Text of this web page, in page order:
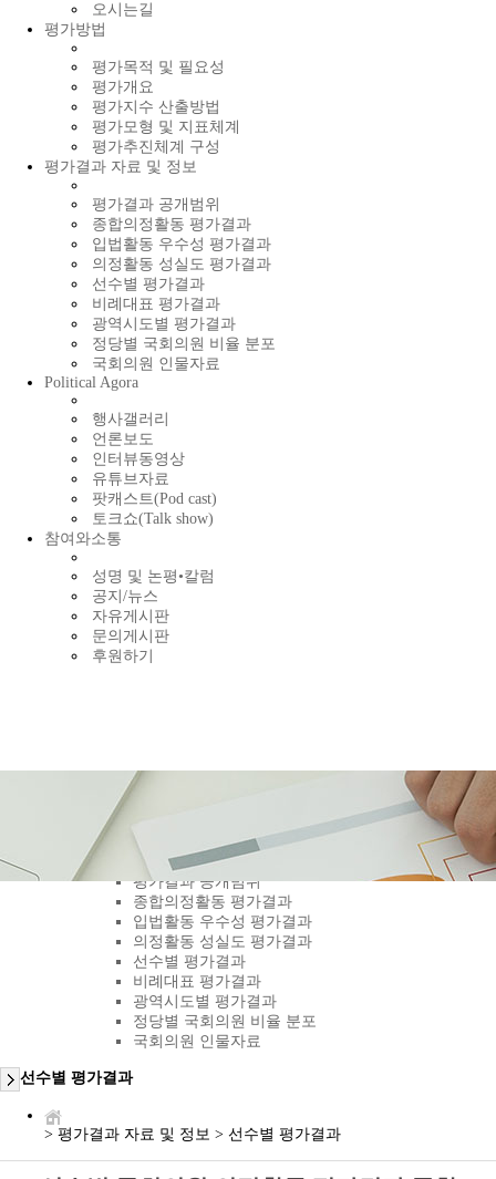
오시는길
평가방법
평가목적 및 필요성
평가개요
평가지수 산출방법
평가모형 및 지표체계
평가추진체계 구성
평가결과 자료 및 정보
평가결과 공개범위
종합의정활동 평가결과
입법활동 우수성 평가결과
의정활동 성실도 평가결과
선수별 평가결과
비례대표 평가결과
광역시도별 평가결과
정당별 국회의원 비율 분포
국회의원 인물자료
Political Agora
행사갤러리
언론보도
인터뷰동영상
유튜브자료
팟캐스트(Pod cast)
토크쇼(Talk show)
참여와소통
성명 및 논평•칼럼
공지/뉴스
자유게시판
문의게시판
후원하기
평가결과 자료 및 정보
평가결과 공개범위
종합의정활동 평가결과
입법활동 우수성 평가결과
의정활동 성실도 평가결과
선수별 평가결과
비례대표 평가결과
광역시도별 평가결과
정당별 국회의원 비율 분포
국회의원 인물자료
선수별 평가결과
> 평가결과 자료 및 정보 > 선수별 평가결과